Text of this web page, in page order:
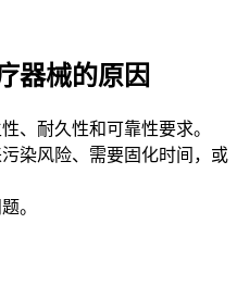
器械的原因
、耐久性和可靠性要求。
染风险、需要固化时间，或
。